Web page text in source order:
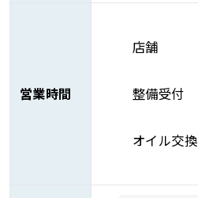
営業時間
店舗
整備受付
オイル交換